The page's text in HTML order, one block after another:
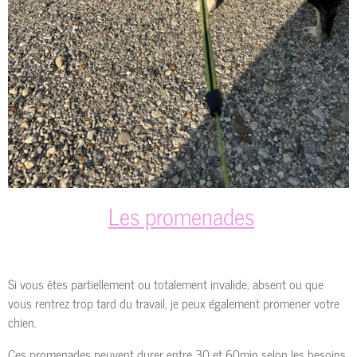
Les promenades
Si vous êtes partiellement ou totalement invalide, absent ou que
vous rentrez trop tard du travail, je peux également promener votre
chien.